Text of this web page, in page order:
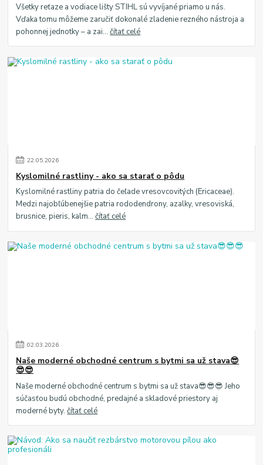
Všetky reťaze a vodiace lišty STIHL sú vyvíjané priamo u nás.
Vďaka tomu môžeme zaručiť dokonalé zladenie rezného nástroja a
pohonnej jednotky – a zai...čítať celé
22.05.2026
Kyslomilné rastliny - ako sa starať o pôdu
Kyslomilné rastliny patria do čeľade vresovcovitých (Ericaceae).
Medzi najobľúbenejšie patria rododendrony, azalky, vresoviská,
brusnice, pieris, kalm...čítať celé
02.03.2026
Naše moderné obchodné centrum s bytmi sa už stava😎
😎😎
Naše moderné obchodné centrum s bytmi sa už stava😎😎😎 Jeho
súčasťou budú obchodné, predajné a skladové priestory aj
moderné byty.čítať celé